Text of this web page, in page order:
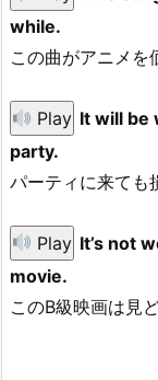
while.
この曲がアニメを
Play It will be
party.
パーティに来ても
Play It’s not
movie.
このB級映画は見